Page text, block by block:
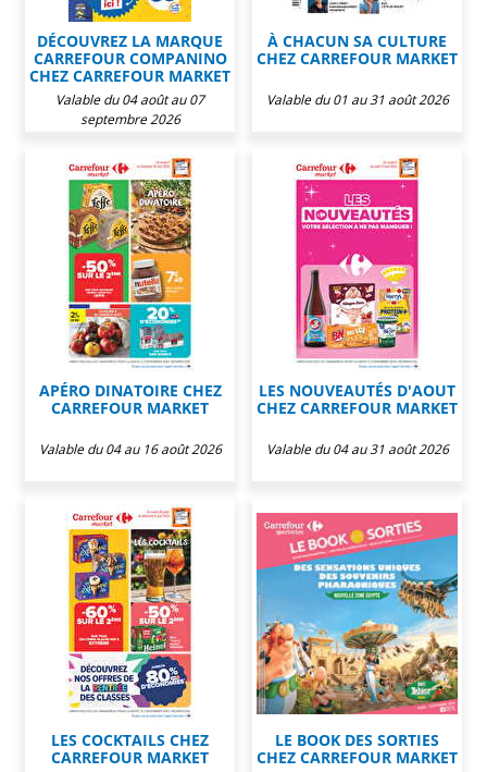
DÉCOUVREZ LA MARQUE
CARREFOUR COMPANINO
CHEZ CARREFOUR MARKET
Valable du 04 août au 07
septembre 2026
À CHACUN SA CULTURE
CHEZ CARREFOUR MARKET
Valable du 01 au 31 août 2026
APÉRO DINATOIRE CHEZ
CARREFOUR MARKET
Valable du 04 au 16 août 2026
LES NOUVEAUTÉS D'AOUT
CHEZ CARREFOUR MARKET
Valable du 04 au 31 août 2026
LES COCKTAILS CHEZ
CARREFOUR MARKET
LE BOOK DES SORTIES
CHEZ CARREFOUR MARKET